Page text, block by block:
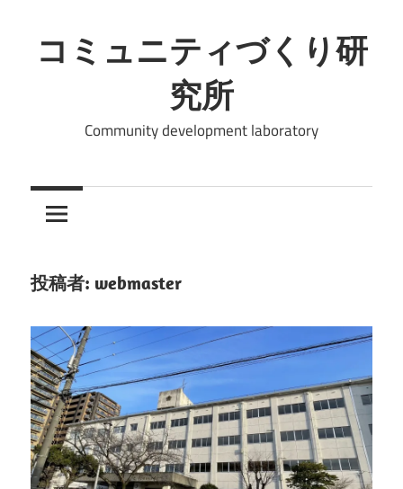
ン
テ
キ
コミュニティづくり研
究所
Community development laboratory
投稿者: webmaster